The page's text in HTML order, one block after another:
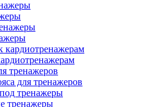
тренажеров
для тренажеров
тренажеры